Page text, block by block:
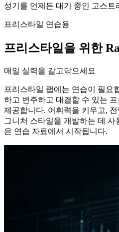
성기를 언제든 대기 중인 고스트
프리스타일 연습용
프리스타일을 위한
매일 실력을 갈고닦으세요
프리스타일 랩에는 연습이 필요
하고 변주하고 대결할 수 있는
제공합니다. 어휘력을 키우고,
그니처 스타일을 개발하는 데
은 연습 자료에서 시작됩니다.